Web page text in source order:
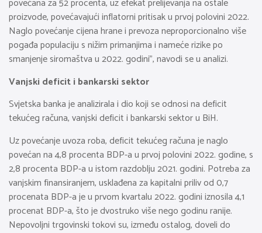
povećana za 52 procenta, uz efekat prelijevanja na ostale
proizvode, povećavajući inflatorni pritisak u prvoj polovini 2022.
Naglo povećanje cijena hrane i prevoza neproporcionalno više
pogađa populaciju s nižim primanjima i nameće rizike po
smanjenje siromaštva u 2022. godini”, navodi se u analizi.
Vanjski deficit i bankarski sektor
Svjetska banka je analizirala i dio koji se odnosi na deficit
tekućeg računa, vanjski deficit i bankarski sektor u BiH.
Uz povećanje uvoza roba, deficit tekućeg računa je naglo
povećan na 4,8 procenta BDP-a u prvoj polovini 2022. godine, s
2,8 procenta BDP-a u istom razdoblju 2021. godini. Potreba za
vanjskim finansiranjem, usklađena za kapitalni priliv od 0,7
procenata BDP-a je u prvom kvartalu 2022. godini iznosila 4,1
procenat BDP-a, što je dvostruko više nego godinu ranije.
Nepovoljni trgovinski tokovi su, između ostalog, doveli do